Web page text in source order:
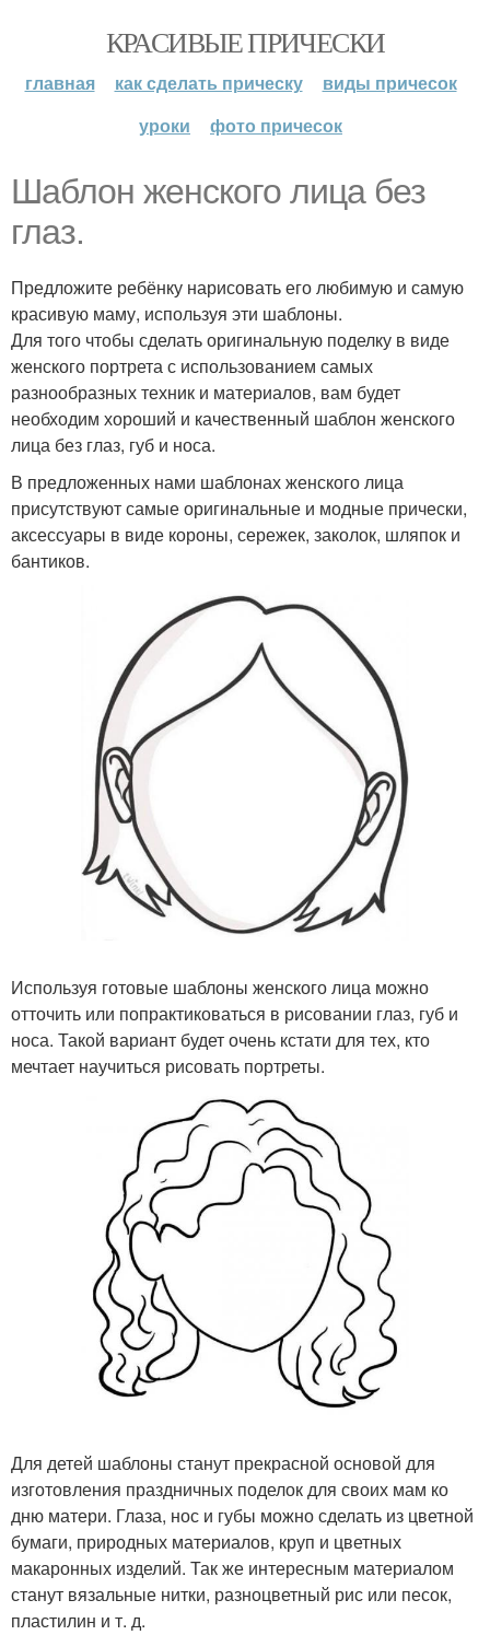
КРАСИВЫЕ ПРИЧЕСКИ
главная как сделать прическу
виды причесок
уроки
фото причесок
Шаблон женского лица без
глаз.
Предложите ребёнку нарисовать его любимую и самую
красивую маму, используя эти шаблоны.
Для того чтобы сделать оригинальную поделку в виде
женского портрета с использованием самых
разнообразных техник и материалов, вам будет
необходим хороший и качественный шаблон женского
лица без глаз, губ и носа.
В предложенных нами шаблонах женского лица
присутствуют самые оригинальные и модные прически,
аксессуары в виде короны, сережек, заколок, шляпок и
бантиков.
Используя готовые шаблоны женского лица можно
отточить или попрактиковаться в рисовании глаз, губ и
носа. Такой вариант будет очень кстати для тех, кто
мечтает научиться рисовать портреты.
Для детей шаблоны станут прекрасной основой для
изготовления праздничных поделок для своих мам ко
дню матери. Глаза, нос и губы можно сделать из цветной
бумаги, природных материалов, круп и цветных
макаронных изделий. Так же интересным материалом
станут вязальные нитки, разноцветный рис или песок,
пластилин и т. д.